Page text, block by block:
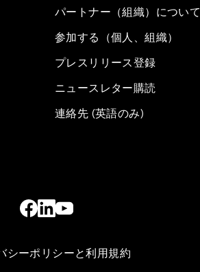
パートナー（組織）につい
参加する（個人、組織）
プレスリリース登録
ニュースレター購読
連絡先 (英語のみ)
シーポリシーと利用規約